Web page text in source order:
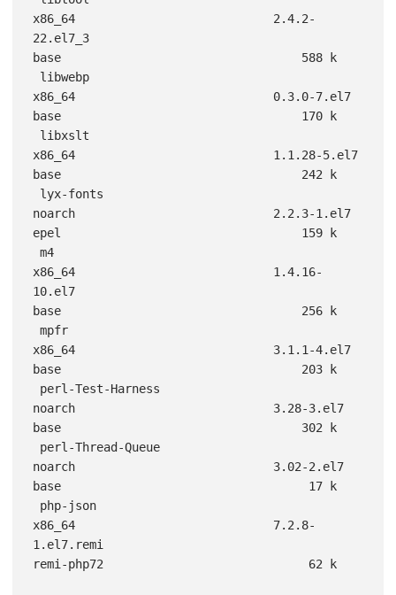
x86_64                            2.4.2-
22.el7_3
base                                  588 k
x86_64                            0.3.0-7.el7
base                                  170 k
x86_64                            1.1.28-5.el7
base                                  242 k
noarch                            2.2.3-1.el7
epel                                  159 k
x86_64                            1.4.16-
10.el7
base                                  256 k
x86_64                            3.1.1-4.el7
base                                  203 k
noarch                            3.28-3.el7
base                                  302 k
noarch                            3.02-2.el7
base                                   17 k
x86_64                            7.2.8-
1.el7.remi
remi-php72                             62 k